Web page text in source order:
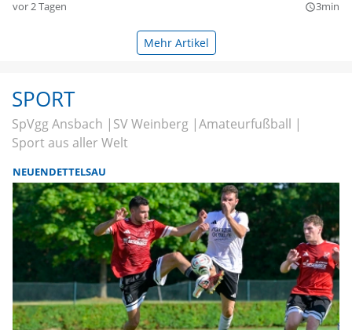
vor 2 Tagen query_builder3min
Mehr Artikel
SPORT
SpVgg Ansbach SV Weinberg Amateurfußball
Sport aus aller Welt
NEUENDETTELSAU